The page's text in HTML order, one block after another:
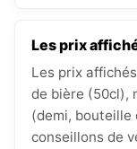
Les prix
Les prix
de bière (50cl),
(demi, bouteille
conseillons de